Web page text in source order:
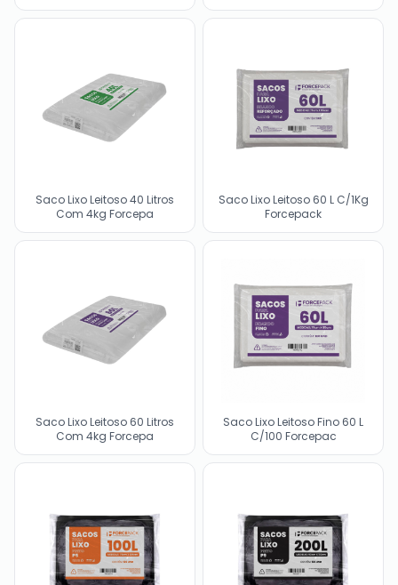
Saco Lixo Leitoso 40 Litros
Com 4kg Forcepa
Saco Lixo Leitoso 60 L C/1Kg
Forcepack
Saco Lixo Leitoso 60 Litros
Com 4kg Forcepa
Saco Lixo Leitoso Fino 60 L
C/100 Forcepac